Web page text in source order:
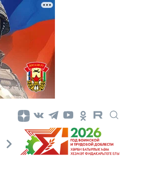
Конкурсы ЭтноДети